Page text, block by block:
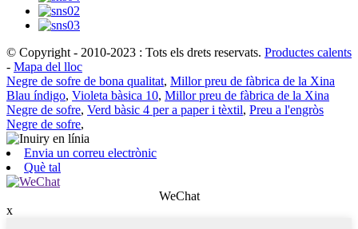
© Copyright - 2010-2023 : Tots els drets reservats. Productes calents
- Mapa del lloc
Negre de sofre de bona qualitat, Millor preu de fàbrica de la Xina
Blau índigo, Violeta bàsica 10, Millor preu de fàbrica de la Xina
Negre de sofre, Verd bàsic 4 per a paper i tèxtil, Preu a l'engròs
Negre de sofre,
Envia un correu electrònic
Què tal
WeChat
x